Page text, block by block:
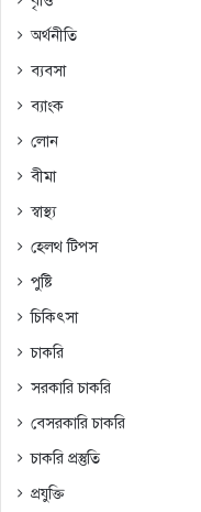
অর্থনীতি
ব্যবসা
ব্যাংক
লোন
বীমা
স্বাস্থ্য
হেলথ টিপস
পুষ্টি
চিকিৎসা
চাকরি
সরকারি চাকরি
বেসরকারি চাকরি
চাকরি প্রস্তুতি
প্রযুক্তি